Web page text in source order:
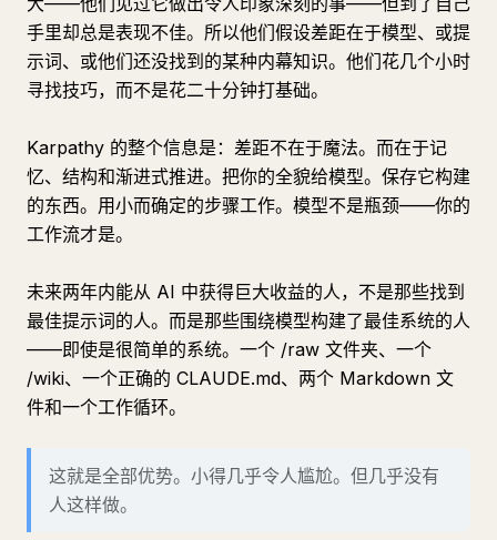
手里却总是表现不佳。所以他们假设差距在于模型、或提
示词、或他们还没找到的某种内幕知识。他们花几个小时
寻找技巧，而不是花二十分钟打基础。
Karpathy 的整个信息是：差距不在于魔法。而在于记
忆、结构和渐进式推进。把你的全貌给模型。保存它构建
的东西。用小而确定的步骤工作。模型不是瓶颈——你的
工作流才是。
未来两年内能从 AI 中获得巨大收益的人，不是那些找到
最佳提示词的人。而是那些围绕模型构建了最佳系统的人
——即使是很简单的系统。一个 /raw 文件夹、一个
/wiki、一个正确的 CLAUDE.md、两个 Markdown 文
件和一个工作循环。
这就是全部优势。小得几乎令人尴尬。但几乎没有
人这样做。